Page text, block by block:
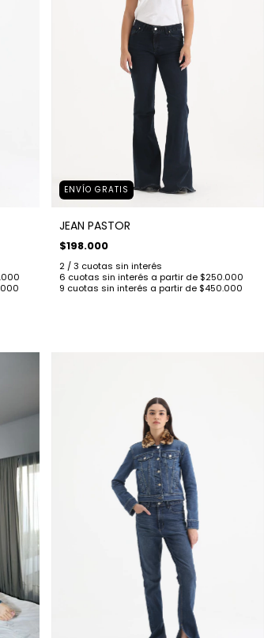
ENVÍO GRATIS
JEAN PASTOR
$198.000